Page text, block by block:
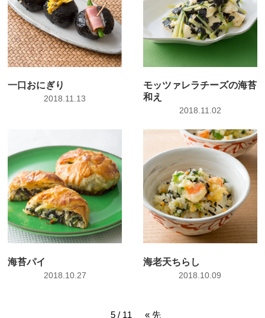
一口おにぎり
2018.11.13
モッツァレラチーズの海苔
和え
2018.11.02
海苔パイ
2018.10.27
海老天ちらし
2018.10.09
5 / 11
« 先